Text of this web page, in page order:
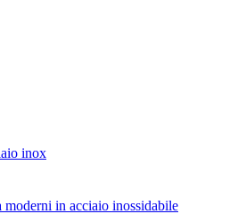
inox
moderni in acciaio inossidabile